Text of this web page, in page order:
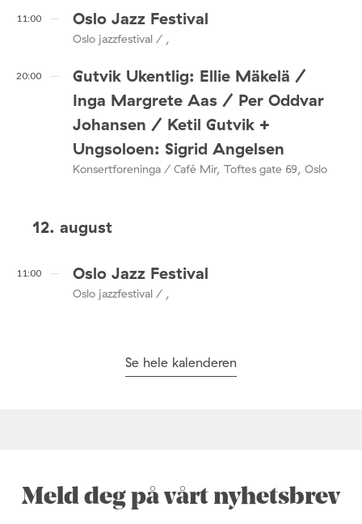
11:00 Oslo Jazz Festival
Oslo jazzfestival / ,
20:00
Gutvik Ukentlig: Ellie Mäkelä /
Inga Margrete Aas / Per Oddvar
Johansen / Ketil Gutvik +
Ungsoloen: Sigrid Angelsen
Konsertforeninga / Café Mir, Toftes gate 69, Oslo
12. august
11:00 Oslo Jazz Festival
Oslo jazzfestival / ,
Se hele kalenderen
Meld deg på vårt nyhetsbrev